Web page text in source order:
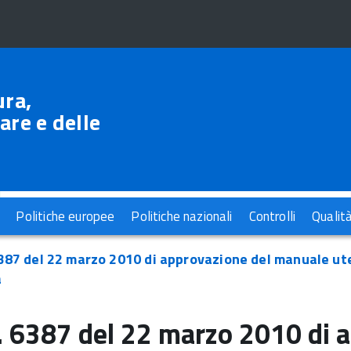
e delle
Politiche europee Politiche nazionali Controlli
del 22 marzo 2010 di approvazione del manuale
6387 del 22 marzo 2010 di